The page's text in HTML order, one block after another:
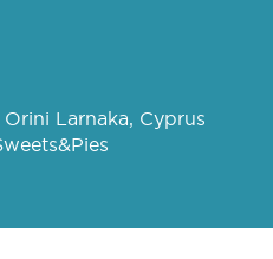
Larnaka, Cyprus